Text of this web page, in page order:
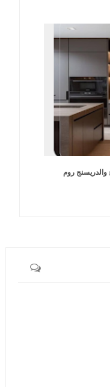
والدريسنج روم